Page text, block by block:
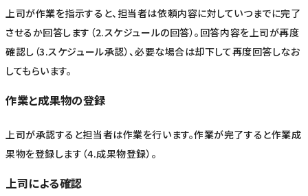
上司が作業を指示すると、担当者は依頼内容に対していつまでに完了
させるか回答します（2.スケジュールの回答）。回答内容を上司が再度
確認し（3.スケジュール承認）、必要な場合は却下して再度回答しなお
してもらいます。
作業と成果物の登録
上司が承認すると担当者は作業を行います。作業が完了すると作業成
果物を登録します（4.成果物登録）。
上司による確認